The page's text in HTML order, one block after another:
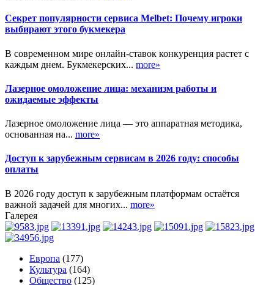
Секрет популярности сервиса Melbet: Почему игроки
выбирают этого букмекера
В современном мире онлайн-ставок конкуренция растет с
каждым днем. Букмекерских... more»
Лазерное омоложение лица: механизм работы и
ожидаемые эффекты
Лазерное омоложение лица — это аппаратная методика,
основанная на... more»
Доступ к зарубежным сервисам в 2026 году: способы
оплаты
В 2026 году доступ к зарубежным платформам остаётся
важной задачей для многих... more»
Галерея
Европа (177)
Культура (164)
Общество (125)